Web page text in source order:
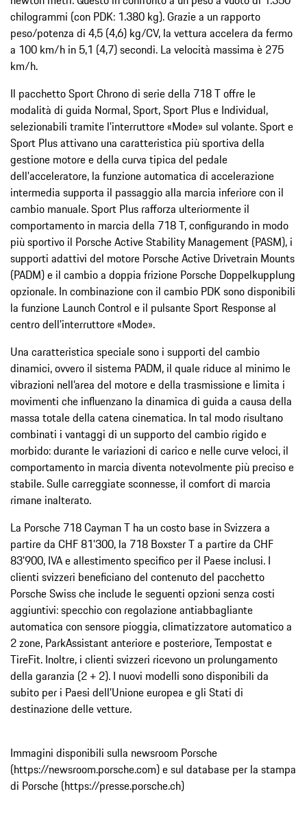
chilogrammi (con PDK: 1.380 kg). Grazie a un rapporto
peso/potenza di 4,5 (4,6) kg/CV, la vettura accelera da fermo
a 100 km/h in 5,1 (4,7) secondi. La velocità massima è 275
km/h.
Il pacchetto Sport Chrono di serie della 718 T offre le
modalità di guida Normal, Sport, Sport Plus e Individual,
selezionabili tramite l’interruttore «Mode» sul volante. Sport e
Sport Plus attivano una caratteristica più sportiva della
gestione motore e della curva tipica del pedale
dell'acceleratore, la funzione automatica di accelerazione
intermedia supporta il passaggio alla marcia inferiore con il
cambio manuale. Sport Plus rafforza ulteriormente il
comportamento in marcia della 718 T, configurando in modo
più sportivo il Porsche Active Stability Management (PASM), i
supporti adattivi del motore Porsche Active Drivetrain Mounts
(PADM) e il cambio a doppia frizione Porsche Doppelkupplung
opzionale. In combinazione con il cambio PDK sono disponibili
la funzione Launch Control e il pulsante Sport Response al
centro dell’interruttore «Mode».
Una caratteristica speciale sono i supporti del cambio
dinamici, ovvero il sistema PADM, il quale riduce al minimo le
vibrazioni nell’area del motore e della trasmissione e limita i
movimenti che influenzano la dinamica di guida a causa della
massa totale della catena cinematica. In tal modo risultano
combinati i vantaggi di un supporto del cambio rigido e
morbido: durante le variazioni di carico e nelle curve veloci, il
comportamento in marcia diventa notevolmente più preciso e
stabile. Sulle carreggiate sconnesse, il comfort di marcia
rimane inalterato.
La Porsche 718 Cayman T ha un costo base in Svizzera a
partire da CHF 81'300, la 718 Boxster T a partire da CHF
83'900, IVA e allestimento specifico per il Paese inclusi. I
clienti svizzeri beneficiano del contenuto del pacchetto
Porsche Swiss che include le seguenti opzioni senza costi
aggiuntivi: specchio con regolazione antiabbagliante
automatica con sensore pioggia, climatizzatore automatico a
2 zone, ParkAssistant anteriore e posteriore, Tempostat e
TireFit. Inoltre, i clienti svizzeri ricevono un prolungamento
della garanzia (2 + 2). I nuovi modelli sono disponibili da
subito per i Paesi dell’Unione europea e gli Stati di
destinazione delle vetture.
Immagini disponibili sulla newsroom Porsche
(https://newsroom.porsche.com) e sul database per la stampa
di Porsche (https://presse.porsche.ch)